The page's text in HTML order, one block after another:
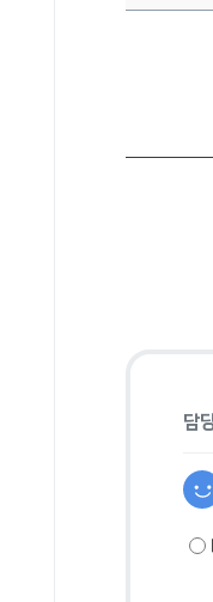
담